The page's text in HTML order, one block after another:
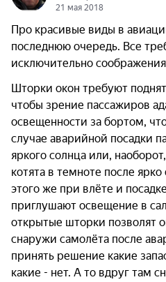
21 мая 2018
Про красивые виды в
последнюю очередь. Все
исключительно
Шторки окон требуют
чтобы зрение пассажиров
освещенности за бортом,
случае аварийной посадки
яркого солнца или,
котята в темноте после
этого же при влёте и
приглушают освещение в
открытые шторки позволят
снаружи самолёта после
принять решение какие
какие - нет. А то вдруг там